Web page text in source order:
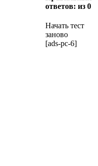
ответов: из 0
Начать тест
заново
[ads-pc-6]